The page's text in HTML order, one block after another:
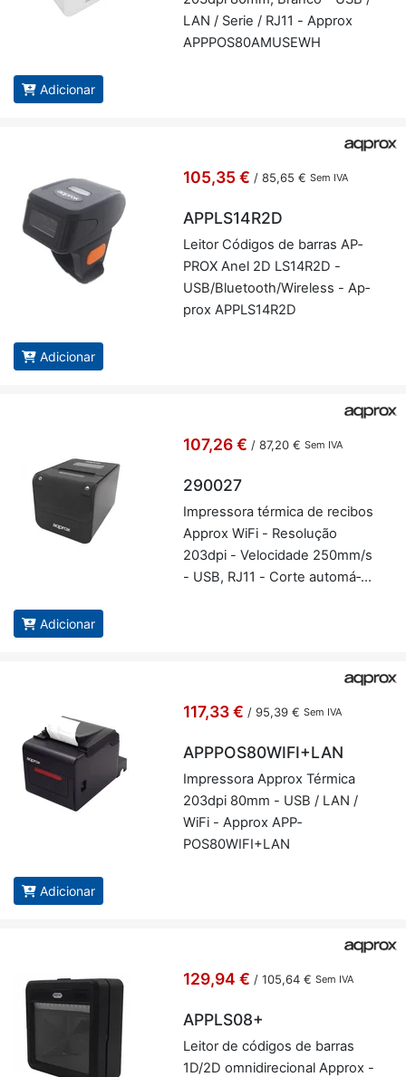
LAN / Serie / RJ11 - Ap­prox
APP­POS80A­MU­SEWH
Adicionar
105,35 € / 85,65 € Sem IVA
APPLS14R2D
Leitor Có­digos de barras AP­
PROX Anel 2D LS14R2D -
USB/Blu­e­tooth/Wi­re­less - Ap­
prox AP­PLS14R2D
Adicionar
107,26 € / 87,20 € Sem IVA
290027
Im­pres­sora tér­mica de re­cibos
Ap­prox WiFi - Re­so­lução
203dpi - Ve­lo­ci­dade 250mm/s
- USB, RJ11 - Corte au­to­má­
Adicionar
117,33 € / 95,39 € Sem IVA
APPPOS80WIFI+LAN
Im­pres­sora Ap­prox Tér­mica
203dpi 80mm - USB / LAN /
WiFi - Ap­prox APP­
POS80WIFI+LAN
Adicionar
129,94 € / 105,64 € Sem IVA
APPLS08+
Leitor de có­digos de barras
1D/2D om­ni­di­re­ci­onal Ap­prox -